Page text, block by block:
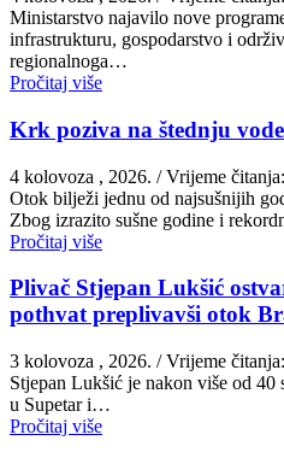
Ministarstvo najavilo nove
infrastrukturu, gospodarstvo i
regionalnoga…
Pročitaj više
Krk poziva na štednju vode
4 kolovoza , 2026. / Vrijeme
Otok bilježi jednu od najsušnijih
Zbog izrazito sušne godine i
Pročitaj više
Plivač Stjepan Lukšić
pothvat preplivavši otok
3 kolovoza , 2026. / Vrijeme
St​jepan Lukšić je nakon više od
u Supetar i…
Pročitaj više